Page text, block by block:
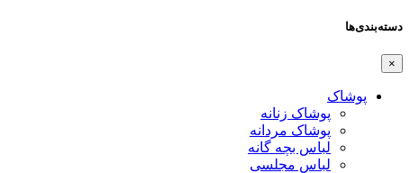
دسته‌بندی‌ها
×
پوشاک
پوشاک زنانه
پوشاک مردانه
لباس بچه گانه
لباس مجلسی